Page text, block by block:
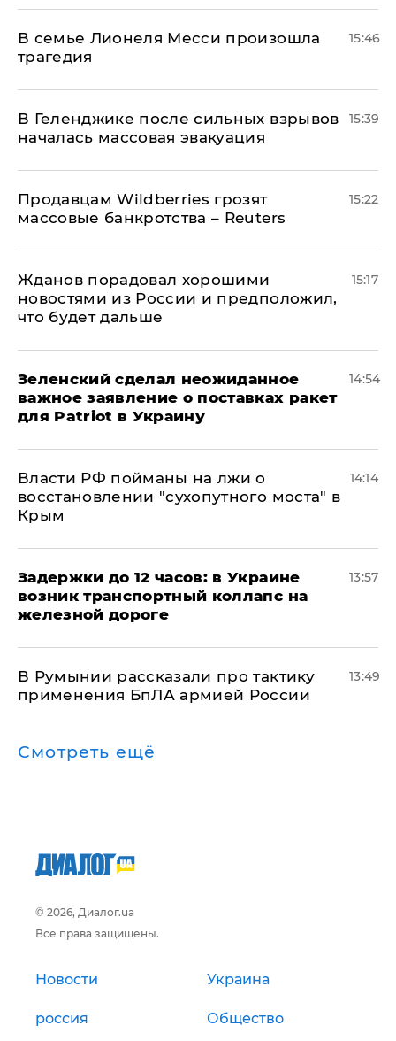
В семье Лионеля Месси произошла
трагедия
15:46
В Геленджике после сильных взрывов
началась массовая эвакуация
15:39
Продавцам Wildberries грозят
массовые банкротства – Reuters
15:22
Жданов порадовал хорошими
новостями из России и предположил,
что будет дальше
15:17
Зеленский сделал неожиданное
важное заявление о поставках ракет
для Patriot в Украину
14:54
Власти РФ пойманы на лжи о
восстановлении "сухопутного моста" в
Крым
14:14
Задержки до 12 часов: в Украине
возник транспортный коллапс на
железной дороге
13:57
В Румынии рассказали про тактику
применения БпЛА армией России
13:49
Смотреть ещё
© 2026, Диалог.ua
Все права защищены.
Новости Украина
россия Общество